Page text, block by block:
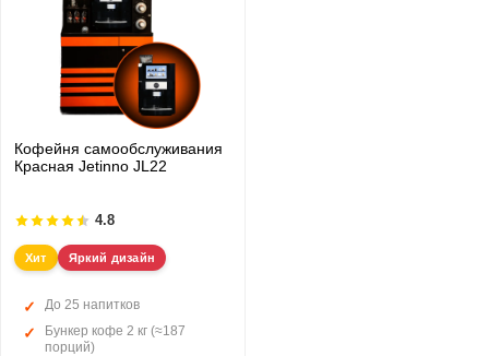
Кофейня самообслуживания
Красная Jetinno JL22
4.8
Хит Яркий дизайн
До 25 напитков
Бункер кофе 2 кг (≈187
порций)